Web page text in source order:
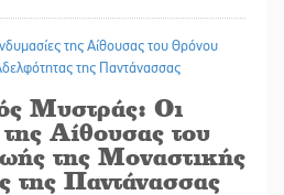
Μυστράς: Οι
Αίθουσας του
της Μοναστικής
της Παντάνασσας